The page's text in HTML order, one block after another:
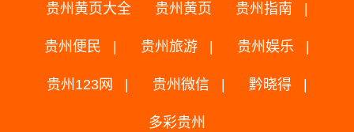
贵州黄页大全 贵州黄页 贵州指南
贵州便民 贵州旅游 贵州娱乐
贵州123网 贵州微信 黔晓得
多彩贵州